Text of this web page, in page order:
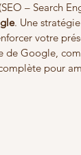
– Search
. Une
votre
de Google,
pour